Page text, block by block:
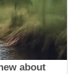
about